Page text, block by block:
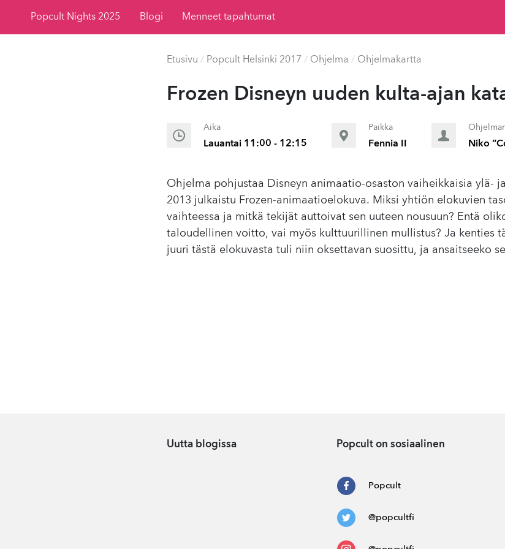
Popcult Nights 2025 Blogi Menneet tapahtumat
Etusivu / Popcult Helsinki 2017 / Ohjelma / Ohjelmakartta
Frozen Disneyn uuden kulta-ajan
Aika
Lauantai 11:00 - 12:15
Paikka
Fennia II Niko
Ohjelma pohjustaa Disneyn animaatio-osaston vaiheikkaisia ylä-
2013 julkaistu Frozen-animaatioelokuva. Miksi yhtiön elokuvien
vaihteessa ja mitkä tekijät auttoivat sen uuteen nousuun? Entä
taloudellinen voitto, vai myös kulttuurillinen mullistus? Ja kenties
juuri tästä elokuvasta tuli niin oksettavan suosittu, ja ansaitseeko
Uutta blogissa Popcult on sosiaalinen
Popcult
@popcultfi